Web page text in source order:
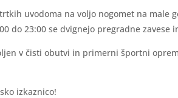
uvodoma na voljo nogomet na male
do 23:00 se dvignejo pregradne zavese
v čisti obutvi in primerni športni
izkaznico!